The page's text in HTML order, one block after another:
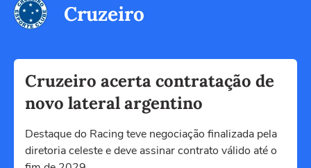
Cruzeiro
Cruzeiro acerta contratação de
novo lateral argentino
Destaque do Racing teve negociação finalizada pela
diretoria celeste e deve assinar contrato válido até o